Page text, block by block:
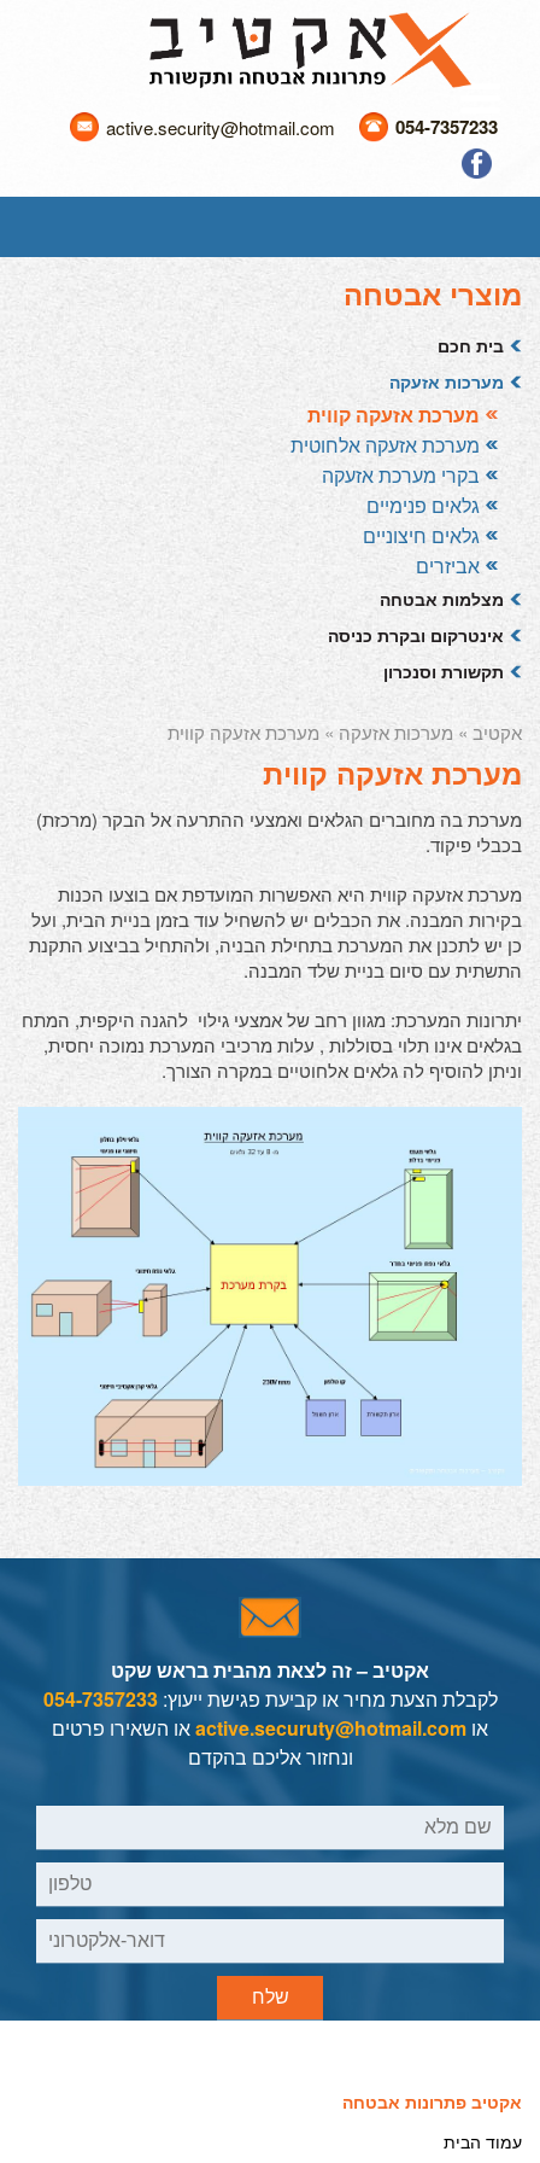
054-7357233
active.security@hotmail.com
מוצרי אבטחה
בית חכם
מערכות אזעקה
מערכת אזעקה קווית
מערכת אזעקה אלחוטית
בקרי מערכת אזעקה
גלאים פנימיים
גלאים חיצוניים
אביזרים
מצלמות אבטחה
אינטרקום ובקרת כניסה
תקשורת וסנכרון
אקטיב » מערכות אזעקה » מערכת אזעקה קווית
מערכת אזעקה קווית
מערכת בה מחוברים הגלאים ואמצעי ההתרעה אל הבקר (מרכזת)
בכבלי פיקוד.
מערכת אזעקה קווית היא האפשרות המועדפת אם בוצעו הכנות
בקירות המבנה. את הכבלים יש להשחיל עוד בזמן בניית הבית, ועל
כן יש לתכנן את המערכת בתחילת הבניה, ולהתחיל בביצוע התקנת
התשתית עם סיום בניית שלד המבנה.
יתרונות המערכת: מגוון רחב של אמצעי גילוי להגנה היקפית, המתח
בגלאים אינו תלוי בסוללות , עלות מרכיבי המערכת נמוכה יחסית,
וניתן להוסיף לה גלאים אלחוטיים במקרה הצורך.
אקטיב – זה לצאת מהבית בראש שקט
לקבלת הצעת מחיר או קביעת פגישת ייעוץ: 054-7357233
או active.securuty@hotmail.comאו השאירו פרטים
ונחזור אליכם בהקדם
אקטיב פתרונות אבטחה
עמוד הבית